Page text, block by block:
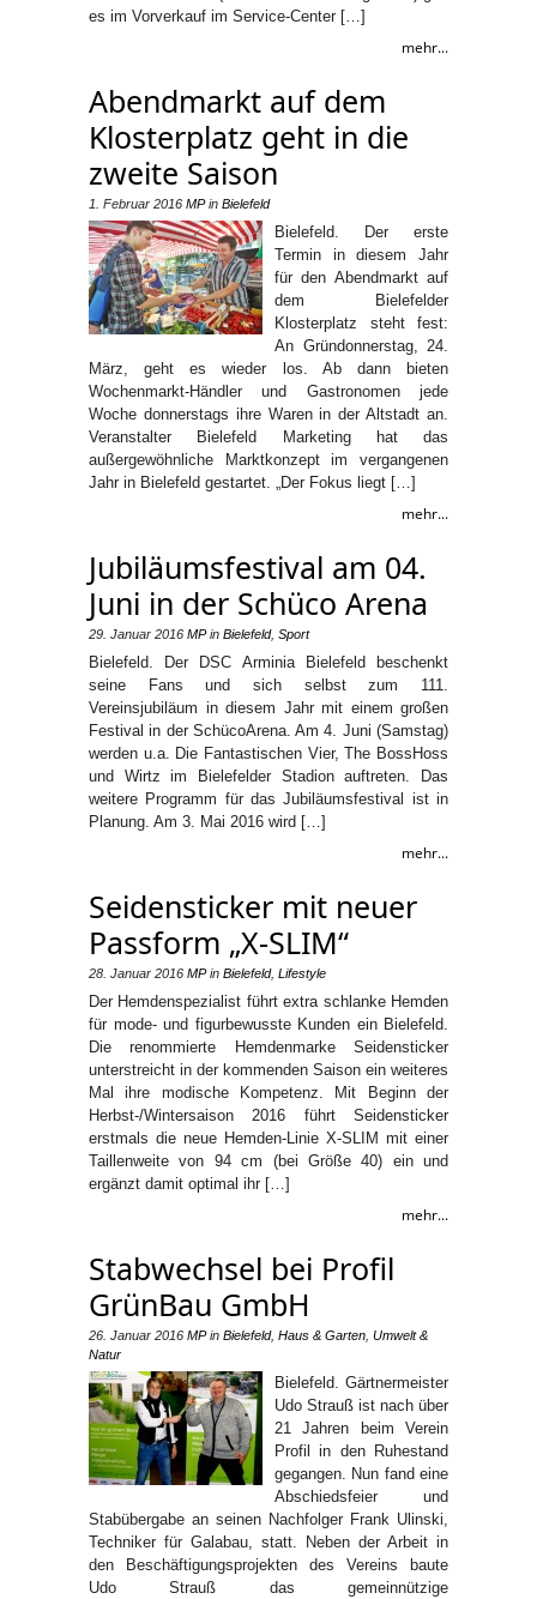
es im Vorverkauf im Service-Center […]
mehr...
Abendmarkt auf dem
Klosterplatz geht in die
zweite Saison
1. Februar 2016 MPin Bielefeld
Bielefeld. Der erste
Termin in diesem Jahr
für den Abendmarkt auf
dem Bielefelder
Klosterplatz steht fest:
An Gründonnerstag, 24.
März, geht es wieder los. Ab dann bieten
Wochenmarkt-Händler und Gastronomen jede
Woche donnerstags ihre Waren in der Altstadt an.
Veranstalter Bielefeld Marketing hat das
außergewöhnliche Marktkonzept im vergangenen
Jahr in Bielefeld gestartet. „Der Fokus liegt […]
mehr...
Jubiläumsfestival am 04.
Juni in der Schüco Arena
29. Januar 2016 MPin Bielefeld, Sport
Bielefeld. Der DSC Arminia Bielefeld beschenkt
seine Fans und sich selbst zum 111.
Vereinsjubiläum in diesem Jahr mit einem großen
Festival in der SchücoArena. Am 4. Juni (Samstag)
werden u.a. Die Fantastischen Vier, The BossHoss
und Wirtz im Bielefelder Stadion auftreten. Das
weitere Programm für das Jubiläumsfestival ist in
Planung. Am 3. Mai 2016 wird […]
mehr...
Seidensticker mit neuer
Passform „X-SLIM“
28. Januar 2016 MPin Bielefeld, Lifestyle
Der Hemdenspezialist führt extra schlanke Hemden
für mode- und figurbewusste Kunden ein Bielefeld.
Die renommierte Hemdenmarke Seidensticker
unterstreicht in der kommenden Saison ein weiteres
Mal ihre modische Kompetenz. Mit Beginn der
Herbst-/Wintersaison 2016 führt Seidensticker
erstmals die neue Hemden-Linie X-SLIM mit einer
Taillenweite von 94 cm (bei Größe 40) ein und
ergänzt damit optimal ihr […]
mehr...
Stabwechsel bei Profil
GrünBau GmbH
26. Januar 2016 MPin Bielefeld, Haus & Garten Umwelt &
Natur
Bielefeld. Gärtnermeister
Udo Strauß ist nach über
21 Jahren beim Verein
Profil in den Ruhestand
gegangen. Nun fand eine
Abschiedsfeier und
Stabübergabe an seinen Nachfolger Frank Ulinski,
Techniker für Galabau, statt. Neben der Arbeit in
den Beschäftigungsprojekten des Vereins baute
Udo Strauß das gemeinnützige